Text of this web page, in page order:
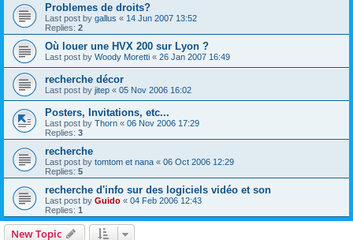
Problemes de droits?
Last post by gallus « 14 Jun 2007 13:52
Replies: 2
Où louer une HVX 200 sur Lyon ?
Last post by Woody Moretti « 26 Jan 2007 16:49
recherche décor
Last post by jitep « 05 Nov 2006 16:02
Posters, Invitations, etc...
Last post by Thorn « 06 Nov 2006 17:29
Replies: 3
recherche
Last post by tomtom et nana « 06 Oct 2006 12:29
Replies: 5
recherche d'info sur des logiciels vidéo et son
Last post by Guido « 04 Feb 2006 12:43
Replies: 1
New Topic